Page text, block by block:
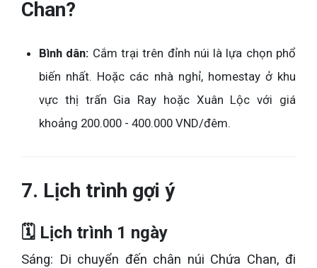
Chan?
Bình dân: Cắm trại trên đỉnh núi là lựa chọn phổ
biến nhất. Hoặc các nhà nghỉ, homestay ở khu
vực thị trấn Gia Ray hoặc Xuân Lộc với giá
khoảng 200.000 - 400.000 VND/đêm.
7. Lịch trình gợi ý
🗓 Lịch trình 1 ngày
Sáng: Di chuyển đến chân núi Chứa Chan, đi